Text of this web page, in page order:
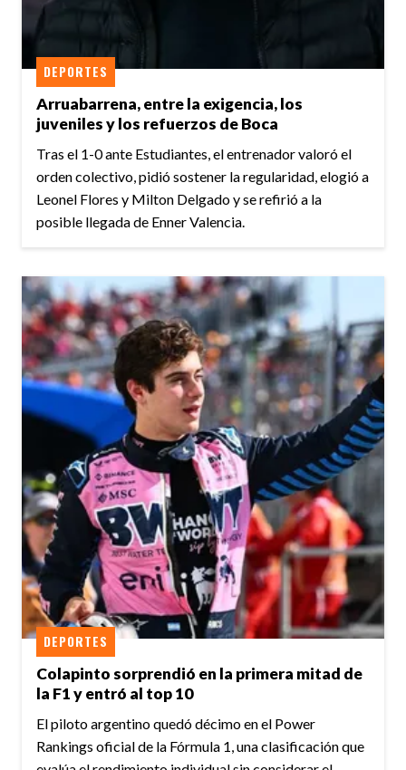
Arruabarrena, entre la exigencia, los
juveniles y los refuerzos de Boca
DEPORTES
Tras el 1-0 ante Estudiantes, el entrenador valoró el
orden colectivo, pidió sostener la regularidad, elogió a
Leonel Flores y Milton Delgado y se refirió a la
posible llegada de Enner Valencia.
Colapinto sorprendió en la primera mitad de
la F1 y entró al top 10
DEPORTES
El piloto argentino quedó décimo en el Power
Rankings oficial de la Fórmula 1, una clasificación que